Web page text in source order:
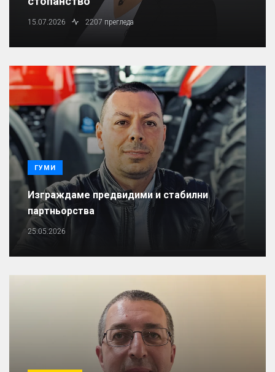
15.07.2026 2207 прегледа
ГУМИ
Изграждаме предвидими и стабилни
партньорства
25.05.2026